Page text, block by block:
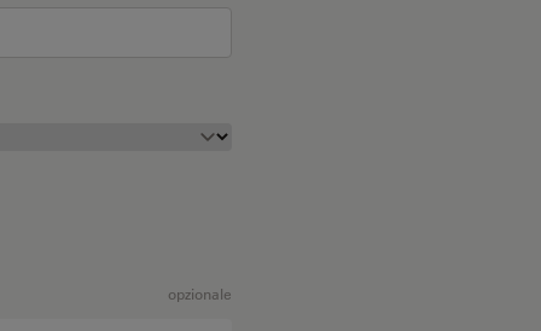
opzionale